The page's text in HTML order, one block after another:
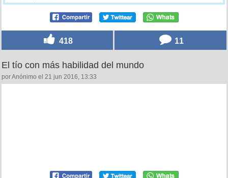
418 11
El tío con más habilidad del mundo
por Anónimo el 21 jun 2016, 13:33